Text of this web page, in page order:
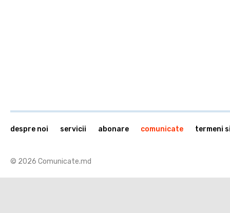
© 2026 Comunicate.md
despre noi servicii abonare comunicate termeni